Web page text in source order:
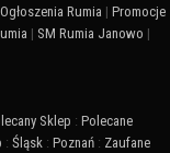
Ogłoszenia Rumia | Promocje
| SM Rumia Janowo |
Sklep : Polecane
: Śląsk : Poznań : Zaufane